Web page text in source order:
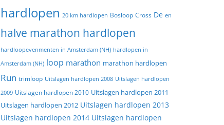
hardlopen 20 km hardlopen Bosloop Cross De en
halve marathon hardlopen
hardloopevenmenten in Amsterdam (NH) hardlopen in
Amsterdam (NH) loop marathon marathon hardlopen
Run trimloop Uitslagen hardlopen 2008 Uitslagen hardlopen
2009 Uitslagen hardlopen 2010 Uitslagen hardlopen 2011
Uitslagen hardlopen 2012 Uitslagen hardlopen 2013
Uitslagen hardlopen 2014 Uitslagen hardlopen